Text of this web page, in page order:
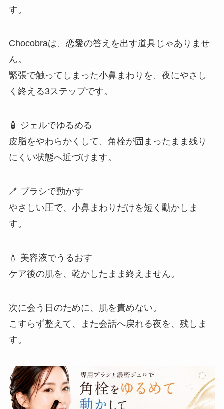
す。
Chocobraは、恋愛の答えを出す道具じゃありませ
ん。
緊張で触ってしまった小鼻まわりを、夜にやさし
く終える3ステップです。
🧴 ジェルでゆるめる
皮脂をやわらかくして、角栓が固まったまま残り
にくい状態へ近づけます。
🪥 ブラシで動かす
やさしい圧で、小鼻まわりだけを短く動かしま
す。
💧 美容液でうるおす
ケア後の肌を、乾かしたまま終えません。
次に会う日のために、肌を責めない。
こすらず整えて、また会話へ戻れる夜を、残しま
す。